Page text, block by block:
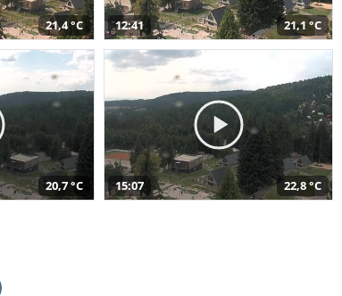
21,4 °C 12:41 21,1 °C
20,7 °C 15:07 22,8 °C